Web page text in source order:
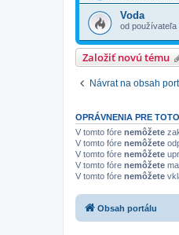
Voda
od používateľa
Založiť novú tému
Návrat na obsah
OPRÁVNENIA PRE
V tomto fóre nemôžete
V tomto fóre nemôžete
V tomto fóre nemôžete
V tomto fóre nemôžete
V tomto fóre nemôžete
Obsah portálu